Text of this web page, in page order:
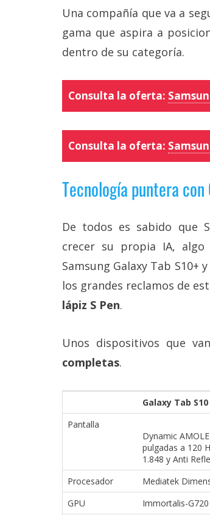
comunicación
noticias sobre
comparativas,
Algunos
Una compañía que va a
gama que aspira a
dentro de su categoría.
Consulta la oferta:
Consulta la oferta:
Tecnología puntera con
De todos es sabido que
crecer su propia IA,
Samsung Galaxy Tab S10+
los grandes reclamos de
lápiz S Pen.
Unos dispositivos que
completas.
Galaxy Tab
Pantalla
Dynamic
pulgadas a 120
1.848 y Anti
Procesador Mediatek
GPU
Immortalis-